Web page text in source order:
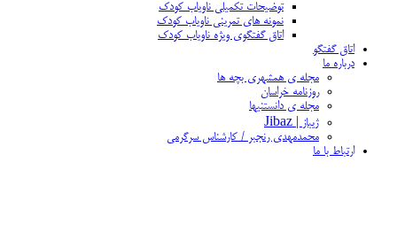
توضیحات تکمیلی ناویاب کودک
نمونه های تمرینی ناویاب کودک
اتاق گفتگوی ویژه ناویاب کودک
اتاق گفتگو
درباره ما
مجله ی همشهری بچه ها
روزنامه خراسان
مجله ی دانستنیها
ژیباز | Jibaz
محمدمهدی رنجبر / کارشناس سرگرمی
ارتباط با ما